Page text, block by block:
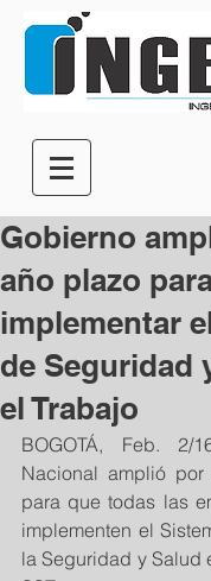
Gobierno
año plazo para
implementar
de Seguridad
el Trabajo
BOGOTÁ, Feb. 2/
Nacional amplió
para que todas las
implementen el
la Seguridad y Salud